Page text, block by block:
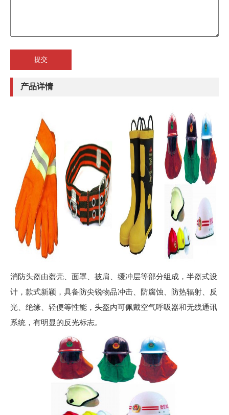
产品详情
消防头盔由盔壳、面罩、披肩、缓冲层等部分组成，半盔式设
计，款式新颖，具备防尖锐物品冲击、防腐蚀、防热辐射、反
光、绝缘、轻便等性能，头盔内可佩戴空气呼吸器和无线通讯
系统，有明显的反光标志。